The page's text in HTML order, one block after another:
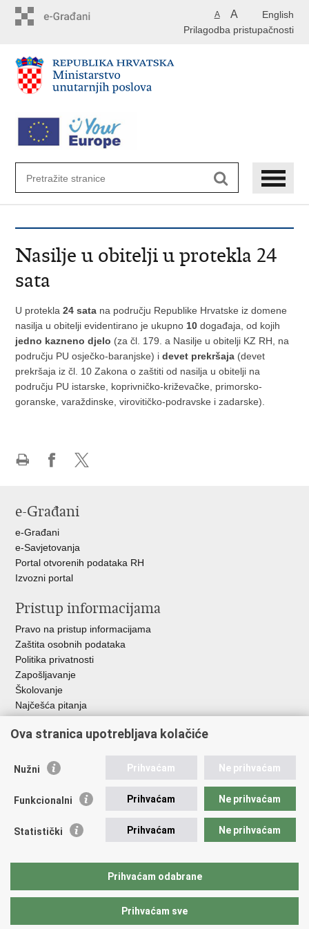
English
A A
Prilagodba pristupačnosti
Nasilje u obitelji u protekla 24
sata
U protekla24 sata na području Republike Hrvatske iz domene
nasilja u obitelji evidentirano je ukupno 10događaja, od kojih
jedno kazneno djelo (za čl. 179. a Nasilje u obitelji KZ RH, na
području PU osječko-baranjske) idevet prekršaja (devet
prekršaja iz čl. 10 Zakona o zaštiti od nasilja u obitelji na
području PU istarske, koprivničko-križevačke, primorsko-
goranske, varaždinske, virovitičko-podravske i zadarske).
Facebooku
X-
e-Građani
e-Građani
e-Savjetovanja
Portal otvorenih podataka RH
Izvozni portal
Pristup informacijama
Pravo na pristup informacijama
Zaštita osobnih podataka
Politika privatnosti
Zapošljavanje
Školovanje
Najčešća pitanja
Važne poveznice
EMN Nacionalna kontaktna točka za Republiku Hrvatsku
Policijska akademija
Zaklada policijske solidarnosti
Udruge
Ova stranica upotrebljava kolačiće
Nužni Prihvaćam Ne prihvaćam
Funkcionalni Prihvaćam Ne prihvaćam
Statistički Prihvaćam Ne prihvaćam
Prihvaćam odabrane
Prihvaćam sve